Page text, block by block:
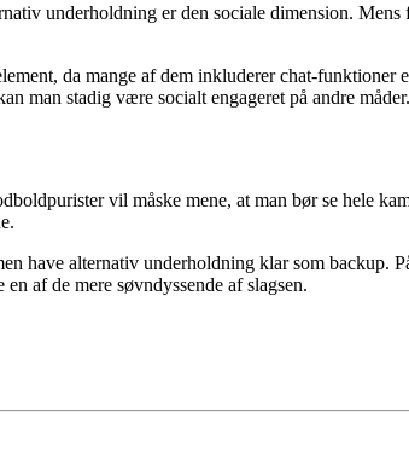
underholdning er den sociale dimension.
da mange af dem inkluderer chat-
man stadig være socialt engageret på andre måder.
vil måske mene, at man bør se hele
have alternativ underholdning klar som backup.
af de mere søvndyssende af slagsen.